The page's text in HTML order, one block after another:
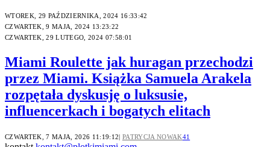
WTOREK, 29 PAŹDZIERNIKA, 2024 16:33:42
CZWARTEK, 9 MAJA, 2024 13:23:22
CZWARTEK, 29 LUTEGO, 2024 07:58:01
Miami Roulette jak huragan przechodzi
przez Miami. Książka Samuela Arakela
rozpętała dyskusję o luksusie,
influencerkach i bogatych elitach
CZWARTEK, 7 MAJA, 2026 11:19:12 PATRYCJA NOWAK41